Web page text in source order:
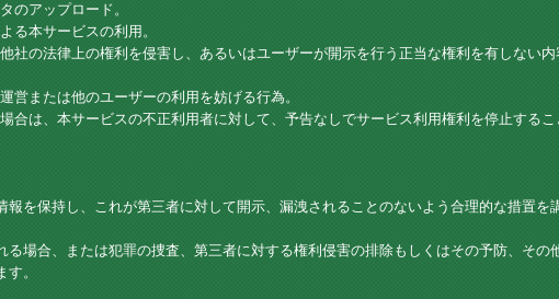
のアップロード。
る本サービスの利用。
社の法律上の権利を侵害し、あるいはユーザーが開示を行う正当な権利を有しない
営または他のユーザーの利用を妨げる行為。
合は、本サービスの不正利用者に対して、予告なしでサービス利用権利を停止するこ
を保持し、これが第三者に対して開示、漏洩されることのないよう合理的な措置を
場合、または犯罪の捜査、第三者に対する権利侵害の排除もしくはその予防、その
。